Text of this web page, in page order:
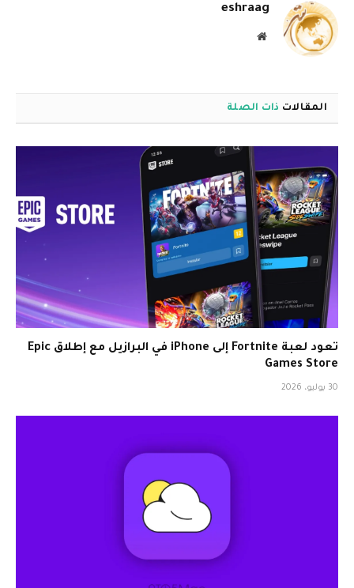
eshraag
موقع
المقالات ذات الصلة
تعود لعبة Fortnite إلى iPhone في البرازيل مع إطلاق Epic
Games Store
30 يوليو، 2026